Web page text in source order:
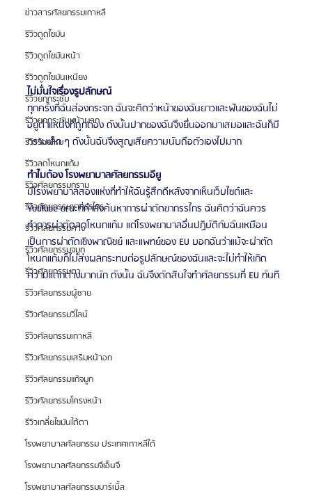
ข่าวสารศัลยกรรมเกาหลี
รีวิวดูดไขมัน
รีวิวดูดไขมันหน้า
รีวิวดูดไขมันเหนียง
รีวิวยกกระชับ
รีวิวยกกระชับหน้าผาก
รีวิวร้อยไหม
รีวิวลดโหนกแก้ม
รีวิวศัลยกรรมกราม
รีวิวศัลยกรรมขากรรไกร
รีวิวศัลยกรรมคาง
รีวิวศัลยกรรมจมูก
รีวิวศัลยกรรมตา
รีวิวศัลยกรรมผู้ชาย
รีวิวศัลยกรรมวีไลน์
รีวิวศัลยกรรมเกาหลี
รีวิวศัลยกรรมเสริมหน้าอก
รีวิวศัลยกรรมแก้จมูก
รีวิวศัลยกรรมโครงหน้า
รีวิวเกลี่ยไขมันใต้ตา
โรงพยาบาลศัลยกรรม ประเทศเกาหลีใต้
โรงพยาบาลศัลยกรรมจีเอ็นจี
โรงพยาบาลศัลยกรรมมาร์เบิ้ล
ไม่มั่นใจเรื่องรูปลักษณ์
ทุกครั้งที่ฉันส่องกระจก ฉันจะคิดว่าหน้าของฉันยาวและฟันของฉันไม่
อยู่ตำแหน่งที่ถูกต้อง ดังนั้นปากของฉันจึงยื่นออกมาเสมอและฉันก็มี
กรามเล็ก ๆ ดังนั้นฉันจึงสูญเสียความนับถือตัวเองไปมาก
ทำไมต้อง โรงพยาบาลศัลยกรรมอียู
มีโรงพยาบาลสองแห่งที่ทำให้ฉันรู้สึกดีหลังจากเห็นเว็บไซต์และ
YouTube ขณะที่กำลังค้นหาการผ่าตัดขากรรไกร ฉันคิดว่าฉันควร
ทำการผ่าตัดลดโหนกแก้ม แต่โรงพยาบาลอื่นปฏิบัติกับฉันเหมือน
เป็นการผ่าตัดเชิงพาณิชย์ และแพทย์ของ EU บอกฉันว่าแม้จะผ่าตัด
โหนกแก้มก็ไม่ส่งผลกระทบต่อรูปลักษณ์ของฉันและจะไม่ทำให้เกิด
ความแตกต่างมากนัก ดังนั้น ฉันจึงตัดสินใจทำศัลยกรรมที่ EU ทันที